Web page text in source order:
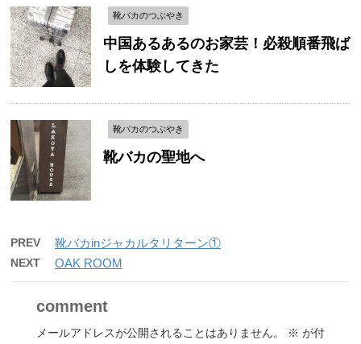
靴バカのつぶやき
中国あるあるのお家芸！必殺順番飛ば
しを体験してきた
靴バカのつぶやき
靴バカの聖地へ
PREV 靴バカinジャカルタリターン①
NEXT OAK ROOM
comment
メールアドレスが公開されることはありません。 ※ が付